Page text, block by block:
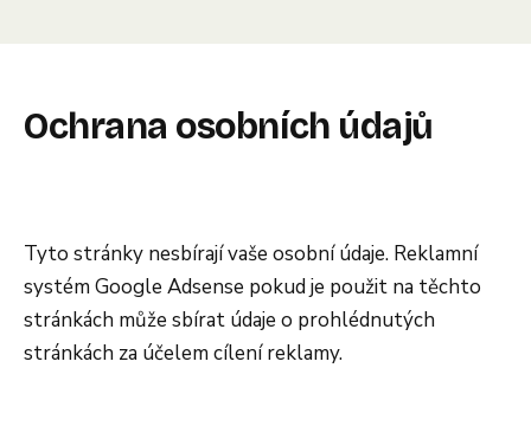
Ochrana osobních údajů
Tyto stránky nesbírají vaše osobní údaje. Reklamní
systém Google Adsense pokud je použit na těchto
stránkách může sbírat údaje o prohlédnutých
stránkách za účelem cílení reklamy.